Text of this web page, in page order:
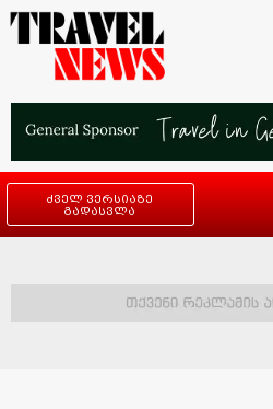
ძველ ვერსიაზე
გადასვლა